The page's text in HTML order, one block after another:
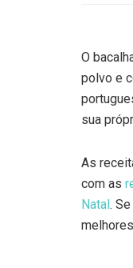
O
polvo e
sua
As
com as
Natal.